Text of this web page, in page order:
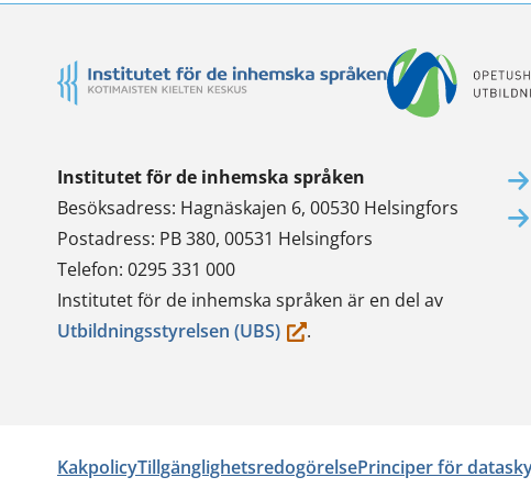
Institutet för de inhemska språken
Besöksadress: Hagnäskajen 6, 00530 Helsingfors
Postadress: PB 380, 00531 Helsingfors
Telefon: 0295 331 000
Institutet för de inhemska språken är en del av
Utbildningsstyrelsen (UBS)(du
tjänst)
.
KakpolicyTillgänglighetsredogörelsePrinciper för